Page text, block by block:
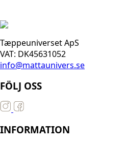
Tæppeuniverset ApS
VAT: DK45631052
info@mattaunivers.se
FÖLJ OSS
INFORMATION